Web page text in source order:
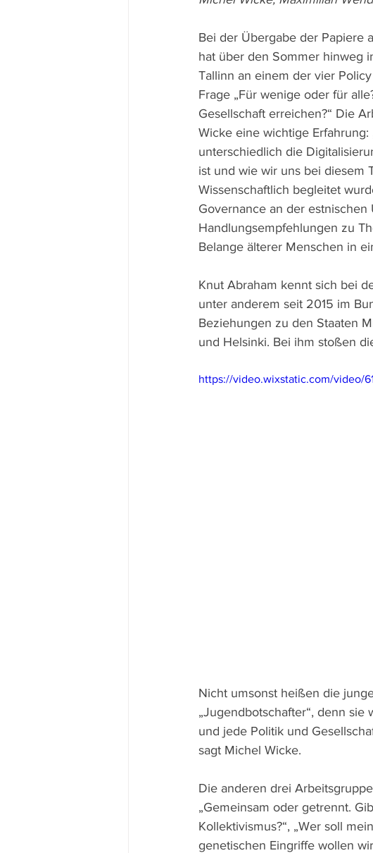
Bei der Übergabe der Papiere
hat über den Sommer hinweg
Tallinn an einem der vier
Frage „Für wenige oder für
Gesellschaft erreichen?“ Die
Wicke eine wichtige
unterschiedlich die
ist und wie wir uns bei diesem
Wissenschaftlich begleitet
Governance an der
Handlungsempfehlungen zu
Belange älterer Menschen in
Knut Abraham kennt sich bei
unter anderem seit 2015 im
Beziehungen zu den Staaten
und Helsinki. Bei ihm stoßen
https://video.wixstatic.com/video/
Nicht umsonst heißen die
„Jugendbotschafter“, denn sie
und jede Politik und
sagt Michel Wicke.
Die anderen drei
„Gemeinsam oder getrennt.
Kollektivismus?“, „Wer soll
genetischen Eingriffe wollen